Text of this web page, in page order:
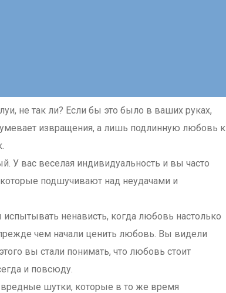
не так ли? Если бы это было в ваших руках,
извращения, а лишь подлинную любовь к
У вас веселая индивидуальность и вы часто
подшучивают над неудачами и
ненависть, когда любовь настолько
чем начали ценить любовь. Вы видели
вы стали понимать, что любовь стоит
и повсюду.
шутки, которые в то же время